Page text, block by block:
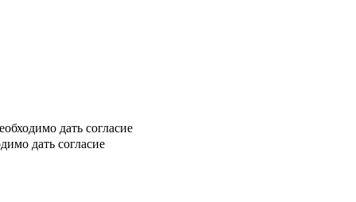
дать согласие
дать согласие